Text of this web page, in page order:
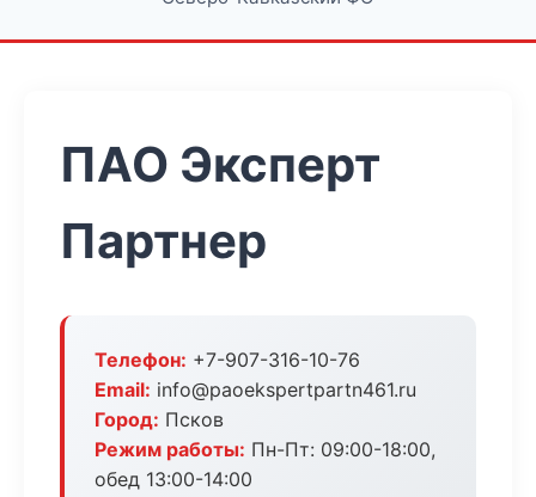
ПАО Эксперт
Партнер
Телефон: +7-907-316-10-76
Email: info@paoekspertpartn461.ru
Город: Псков
Режим работы: Пн-Пт: 09:00-18:00,
обед 13:00-14:00